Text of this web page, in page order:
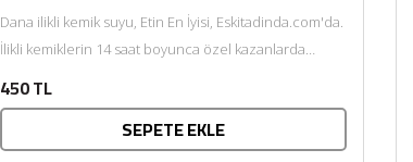
Dana ilikli kemik suyu, Etin En İyisi, Eskitadinda.com'da.
İlikli kemiklerin 14 saat boyunca özel kazanlarda
450 TL
SEPETE EKLE